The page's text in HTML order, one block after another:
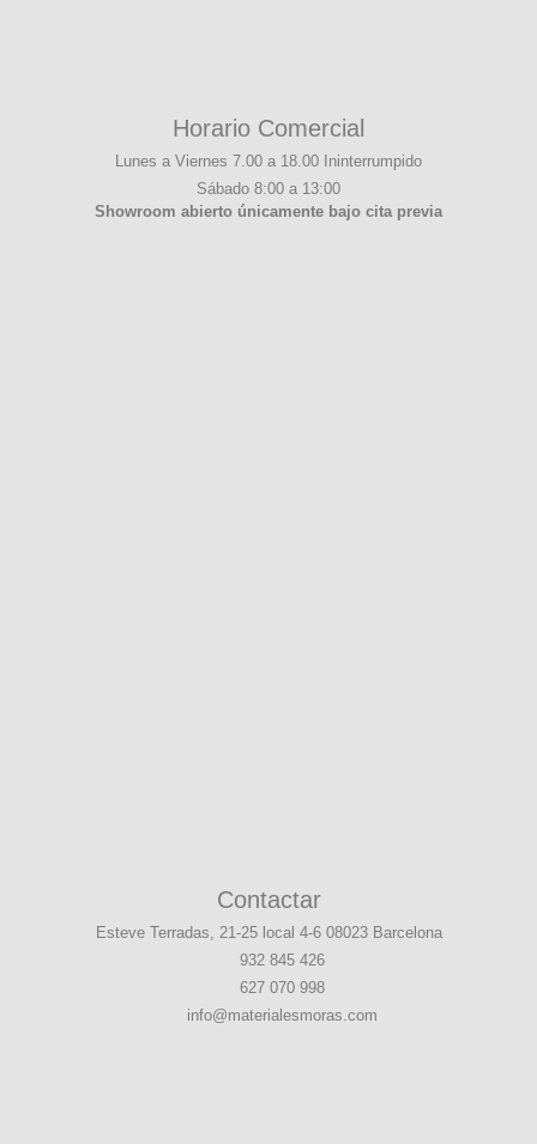
Horario Comercial
Lunes a Viernes 7.00 a 18.00 Ininterrumpido
Sábado 8:00 a 13:00
Showroom abierto únicamente bajo cita previa
Contactar
Esteve Terradas, 21-25 local 4-6 08023 Barcelona
932 845 426
627 070 998
info@materialesmoras.com